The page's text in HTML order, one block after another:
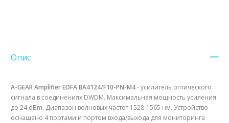
Опис
A-GEAR Amplifier EDFA BA4124/F10-PN-M4- усилитель оптического
сигнала в соединениях DWDM. Максимальная мощность усиления
до 24 dBm. Диапазон волновых частот 1528-1565 нм. Устройство
оснащено 4 портами и портом входа/выхода для мониторинга